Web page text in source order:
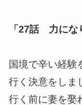
「27話 力にな
国境で辛い経験
行く決意をしま
行く前に妻を娶